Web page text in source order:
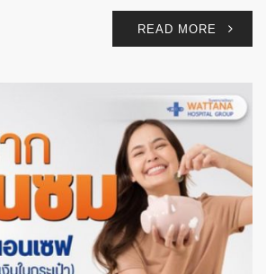
READ MORE